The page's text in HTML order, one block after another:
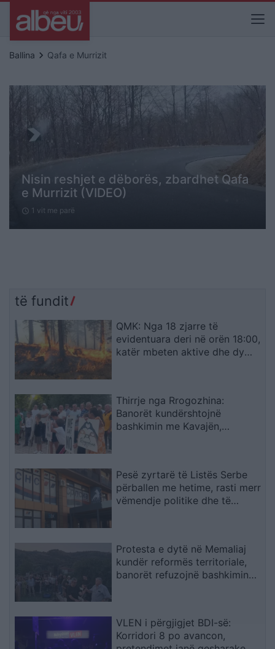
Ballina keyboard_arrow_right Qafa e Murrizit
Nisin reshjet e dëborës, zbardhet Qafa
e Murrizit (VIDEO)
schedule 1 vit me parë
të fundit
QMK: Nga 18 zjarre të
evidentuara deri në orën 18:00,
katër mbeten aktive dhe dy
Thirrje nga Rrogozhina:
Banorët kundërshtojnë
bashkimin me Kavajën,
Pesë zyrtarë të Listës Serbe
përballen me hetime, rasti merr
vëmendje politike dhe të
Protesta e dytë në Memaliaj
kundër reformës territoriale,
banorët refuzojnë bashkimin
VLEN i përgjigjet BDI-së:
Korridori 8 po avancon,